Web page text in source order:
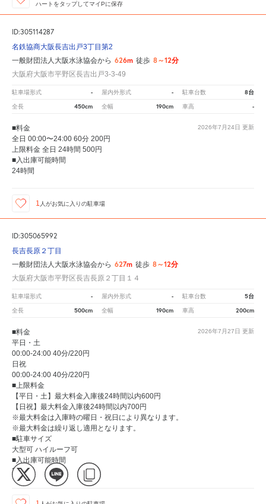
ハートをタップしてマイPに保存
ID:305114287
名鉄協商大阪長吉出戸3丁目第2
一般財団法人大阪水泳協会から 626m 徒歩 8～12分
大阪府大阪市平野区長吉出戸3-3-49
駐車場形式 - 屋内外形式 - 駐車台数 8台
全長 450cm 全幅 190cm 車高 -
2026年7月24日 更新
■料金
全日 00:00〜24:00 60分 200円
上限料金 全日 24時間 500円
■入出庫可能時間
24時間
1 人がお気に入りの駐車場
ID:305065992
長吉長原２丁目
一般財団法人大阪水泳協会から 627m 徒歩 8～12分
大阪府大阪市平野区長吉長原２丁目１４
駐車場形式 - 屋内外形式 - 駐車台数 5台
全長 500cm 全幅 190cm 車高 200cm
2026年7月27日 更新
■料金
平日・土
00:00-24:00 40分/220円
日祝
00:00-24:00 40分/220円
■上限料金
【平日・土】最大料金入庫後24時間以内600円
【日祝】最大料金入庫後24時間以内700円
※最大料金は入庫時の曜日・祝日により異なります。
※最大料金は繰り返し適用となります。
■駐車サイズ
大型可 ハイルーフ可
■入出庫可能時間
24時間